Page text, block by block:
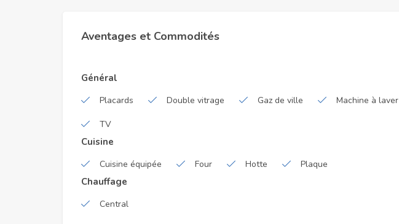
Aventages et Commodités
Général
Placards Double vitrage Gaz de ville Machine à laver
TV
Cuisine
Cuisine équipée Four Hotte Plaque
Chauffage
Central